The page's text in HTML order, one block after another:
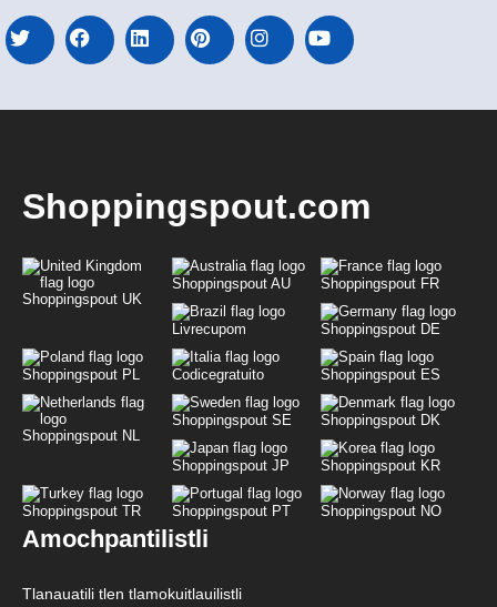
Shoppingspout.com
Shoppingspout UK
Shoppingspout AU Shoppingspout FR
Livrecupom Shoppingspout DE
Shoppingspout PL Codicegratuito Shoppingspout ES
Shoppingspout NL
Shoppingspout SE Shoppingspout DK
Shoppingspout JP Shoppingspout KR
Shoppingspout TR Shoppingspout PT Shoppingspout NO
Amochpantilistli
Tlanauatili tlen tlamokuitlauilistli